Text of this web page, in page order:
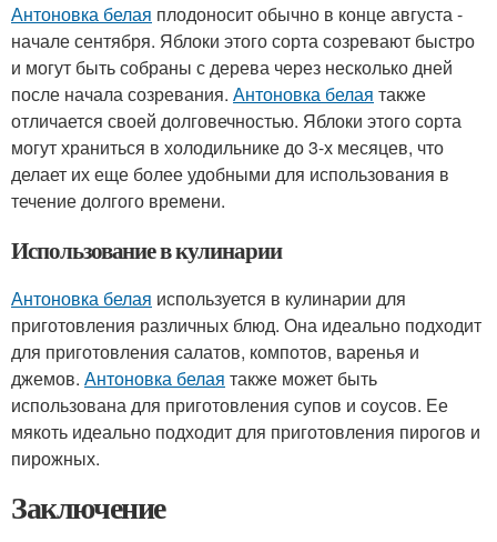
Антоновка белая плодоносит обычно в конце августа -
начале сентября. Яблоки этого сорта созревают быстро
и могут быть собраны с дерева через несколько дней
после начала созревания. Антоновка белая также
отличается своей долговечностью. Яблоки этого сорта
могут храниться в холодильнике до 3-х месяцев, что
делает их еще более удобными для использования в
течение долгого времени.
Использование в кулинарии
Антоновка белая используется в кулинарии для
приготовления различных блюд. Она идеально подходит
для приготовления салатов, компотов, варенья и
джемов. Антоновка белая также может быть
использована для приготовления супов и соусов. Ее
мякоть идеально подходит для приготовления пирогов и
пирожных.
Заключение